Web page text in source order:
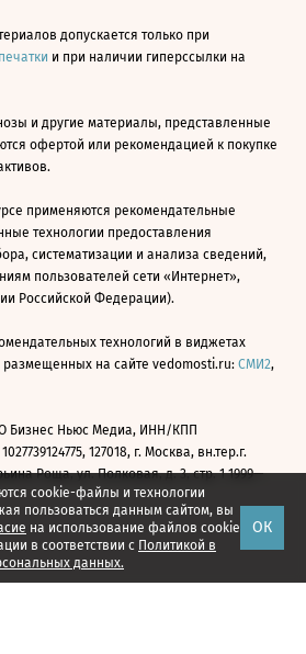
cookie-файлы и технологии
пользоваться данным сайтом, вы
на использование файлов cookie
в соответствии с Политикой в
данных.
ОК
допускается только при
и при наличии гиперссылки на
и другие материалы, представленные
офертой или рекомендацией к покупке
применяются рекомендательные
технологии предоставления
систематизации и анализа сведений,
пользователей сети «Интернет»,
Российской Федерации).
технологий в виджетах
на сайте vedomosti.ru: СМИ2,
Бизнес Ньюс Медиа, ИНН/КПП
127018, г. Москва, вн.тер.г.
Роща, ул. Полковая, д. 3, стр. 1 1999—